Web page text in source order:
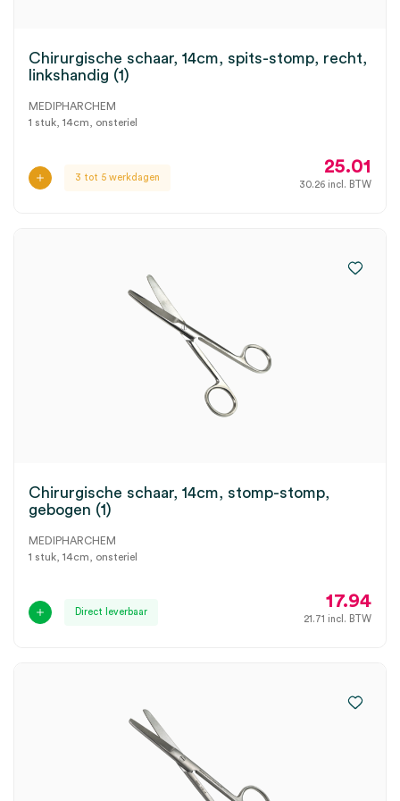
Chirurgische schaar, 14cm, spits-stomp, recht,
linkshandig (1)
MEDIPHARCHEM
1 stuk, 14cm, onsteriel
3 tot 5 werkdagen
25.01
30.26 incl. BTW
Chirurgische schaar, 14cm, stomp-stomp,
gebogen (1)
MEDIPHARCHEM
1 stuk, 14cm, onsteriel
Direct leverbaar
17.94
21.71 incl. BTW